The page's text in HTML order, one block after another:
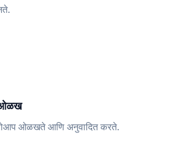
ओळख
ओळखते आणि अनुवादित करते.